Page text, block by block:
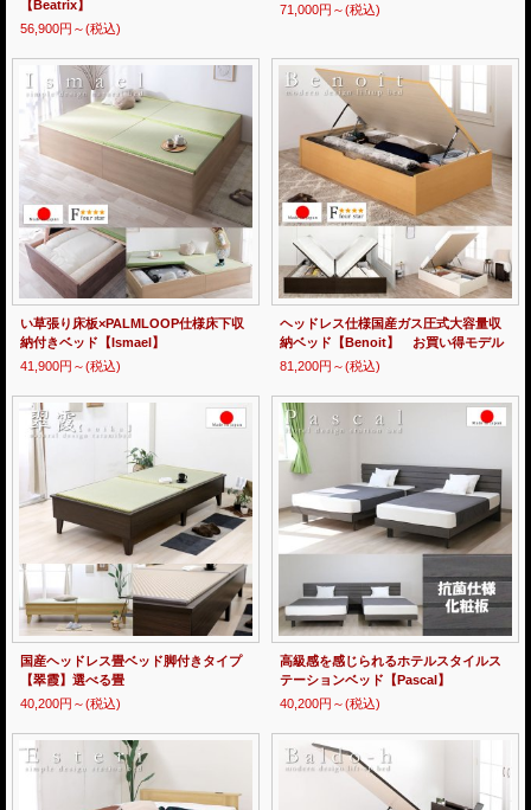
【Beatrix】
56,900円～(税込)
71,000円～(税込)
い草張り床板×PALMLOOP仕様床下収
納付きベッド【Ismael】
41,900円～(税込)
ヘッドレス仕様国産ガス圧式大容量収
納ベッド【Benoit】 お買い得モデル
81,200円～(税込)
国産ヘッドレス畳ベッド脚付きタイプ
【翠霞】選べる畳
40,200円～(税込)
高級感を感じられるホテルスタイルス
テーションベッド【Pascal】
40,200円～(税込)